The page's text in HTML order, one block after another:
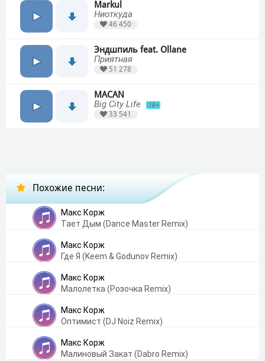
Markul
Ниоткуда
46 450
Эндшпиль feat. Ollane
Приятная
51 278
MACAN
Big City Life
18+
33 541
Похожие песни:
Макс Корж
Тает Дым (Dance Master Remix)
Макс Корж
Где Я (Keem & Godunov Remix)
Макс Корж
Малолетка (Розочка Remix)
Макс Корж
Оптимист (DJ Noiz Remix)
Макс Корж
Малиновый Закат (Dabro Remix)